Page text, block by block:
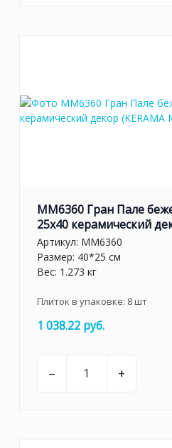
MM6360 Гран Пале
25x40 керамический
Артикул: MM6360
Размер: 40*25 см
Вес: 1.273 кг
Плиток в упаковке: 8шт
1 038.22 руб.
– +